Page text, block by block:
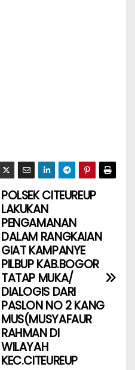
POLSEK CITEUREUP
LAKUKAN
PENGAMANAN
DALAM RANGKAIAN
GIAT KAMPANYE
PILBUP KAB.BOGOR
TATAP MUKA/
DIALOGIS DARI
PASLON NO 2 KANG
MUS(MUSYAFAUR
RAHMAN DI
WILAYAH
KEC.CITEUREUP